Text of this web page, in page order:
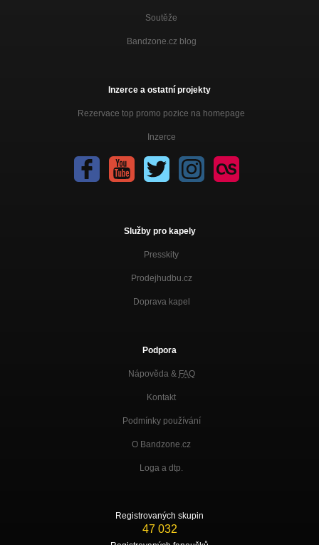
Soutěže
Bandzone.cz blog
Inzerce a ostatní projekty
Rezervace top promo pozice na homepage
Inzerce
Služby pro kapely
Presskity
Prodejhudbu.cz
Doprava kapel
Podpora
Nápověda & FAQ
Kontakt
Podmínky používání
O Bandzone.cz
Loga a dtp.
Registrovaných skupin
47 032